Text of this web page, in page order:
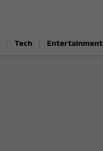
Tech Entertainment